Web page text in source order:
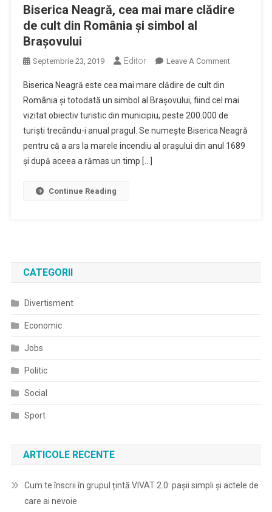
Municipiu
Biserica Neagră, cea mai mare clădire
de cult din România și simbol al
Brașovului
Septembrie 23, 2019 Editor Leave A CommentOn
Cea
Mare
Clădire
Biserica Neagră este cea mai mare clădire de cult din
România și totodată un simbol al Brașovului, fiind cel mai
vizitat obiectiv turistic din municipiu, peste 200.000 de
turiști trecându-i anual pragul. Se numește Biserica Neagră
pentru că a ars la marele incendiu al orașului din anul 1689
și după aceea a rămas un timp […]
Continue Reading
CATEGORII
Divertisment
Economic
Jobs
Politic
Social
Sport
ARTICOLE RECENTE
Cum te înscrii în grupul țintă VIVAT 2.0: pașii simpli și actele de
care ai nevoie